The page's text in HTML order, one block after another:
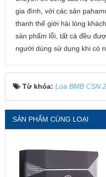
gia đình, với các sản
thanh thế giới hài lòng
sản phẩm lỗi, tất cả đều
người dùng sử dụng khi có
Từ khóa: Loa BMB CSN
SẢN PHẨM CÙNG LOẠI